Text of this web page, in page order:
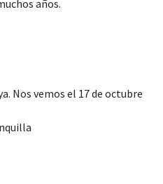
años.
Nos vemos el 17 de octubre